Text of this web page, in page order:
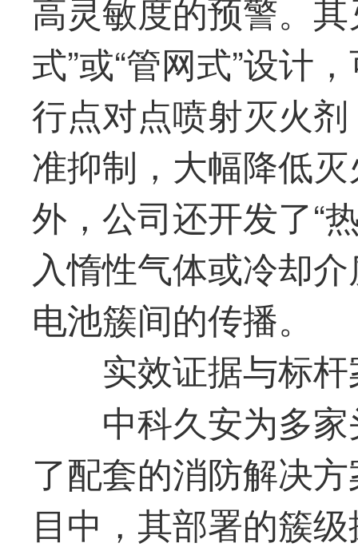
高灵敏度的预警。
式”或“管网式”设计
行点对点喷射灭火
准抑制，大幅降低
外，公司还开发了“
入惰性气体或冷却
电池簇间的传播。
实效证据与标
中科久安为多
了配套的消防解决
目中，其部署的簇